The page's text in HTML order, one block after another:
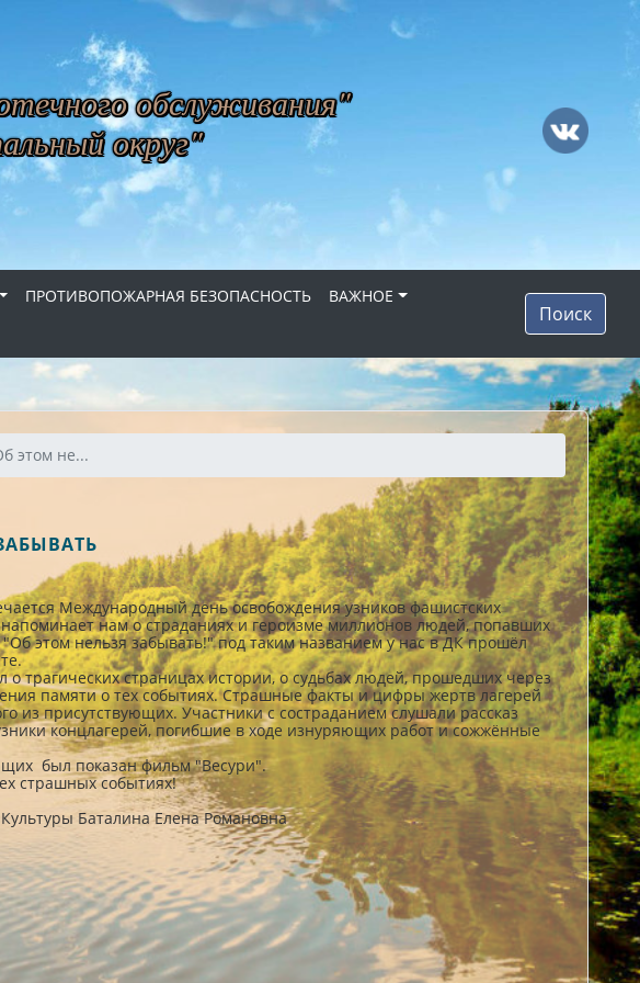
обслуживания"
округ"
ПРОТИВОПОЖАРНАЯ БЕЗОПАСНОСТЬ
ВАЖНОЕ
Поиск
этом не...
Международный день освобождения узников фашистских
нам о страданиях и героизме миллионов людей, попавших
этом нельзя забывать!" под таким названием у нас в ДК прошёл
трагических страницах истории, о судьбах людей, прошедших через
памяти о тех событиях. Страшные факты и цифры жертв лагерей
из присутствующих. Участники с состраданием слушали рассказ
концлагерей, погибшие в ходе изнуряющих работ и сожжённые
был показан фильм "Весури".
страшных событиях!
Баталина Елена Романовна